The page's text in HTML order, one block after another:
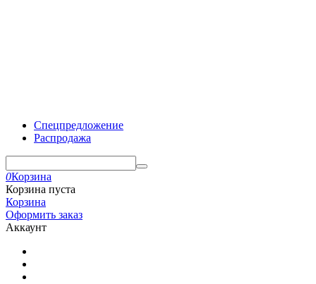
Спецпредложение
Распродажа
0Корзина
Корзина пуста
Корзина
Оформить заказ
Аккаунт